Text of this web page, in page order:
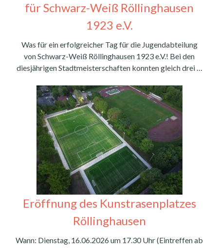
für Schwarz-Weiß Röllinghausen
1923 e.V.
Was für ein erfolgreicher Tag für die Jugendabteilung
von Schwarz-Weiß Röllinghausen 1923 e.V.! Bei den
diesjährigen Stadtmeisterschaften konnten gleich drei …
Eröffnung des Kunstrasenplatzes
Röllinghausen
Wann: Dienstag, 16.06.2026 um 17.30 Uhr (Eintreffen ab